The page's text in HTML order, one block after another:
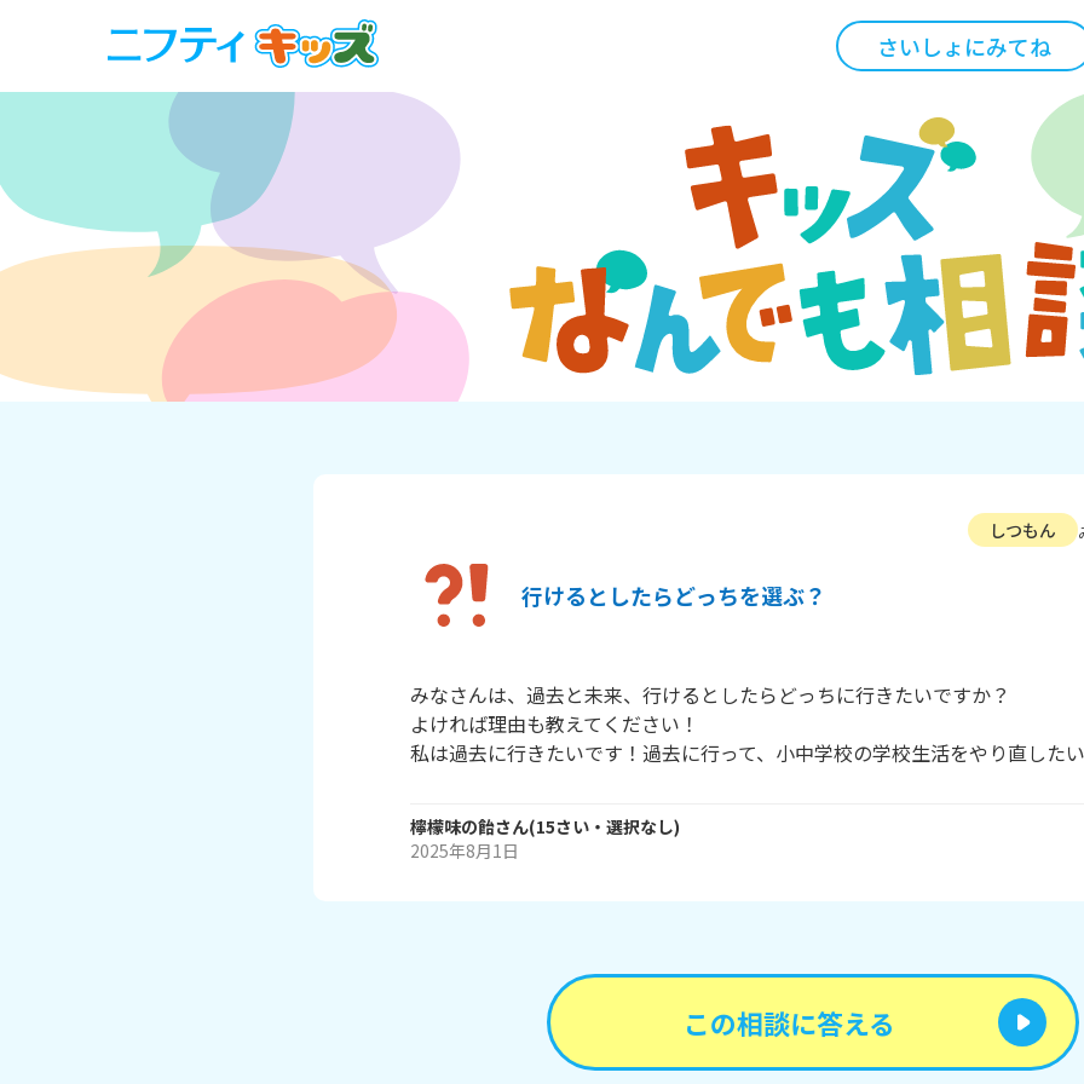
さいしょにみてね
しつもん
行けるとしたらどっちを選ぶ？
みなさんは、過去と未来、行けるとしたらどっちに行きたいですか？
よければ理由も教えてください！
私は過去に行きたいです！過去に行って、小中学校の学校生活をやり直した
檸檬味の飴さん(15さい・ 選択なし)
2025年8月1日
この相談に答える